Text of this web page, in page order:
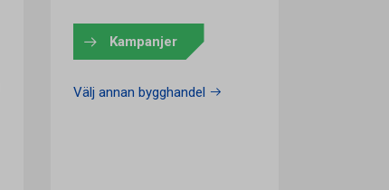
Kampanjer
Välj annan bygghandel